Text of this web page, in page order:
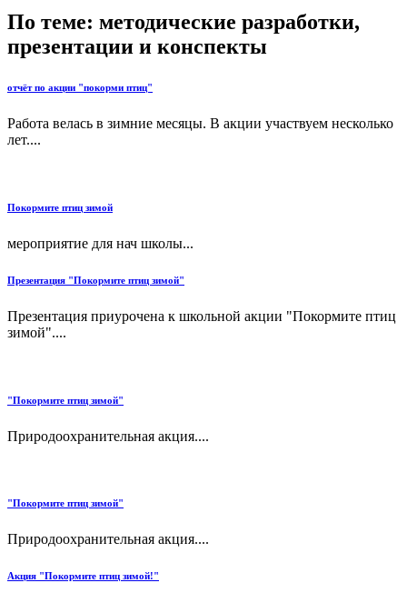
По теме: методические разработки,
презентации и конспекты
отчёт по акции "покорми птиц"
Работа велась в зимние месяцы. В акции участвуем несколько
лет....
Покормите птиц зимой
мероприятие для нач школы...
Презентация "Покормите птиц зимой"
Презентация приурочена к школьной акции "Покормите птиц
зимой"....
"Покормите птиц зимой"
Природоохранительная акция....
"Покормите птиц зимой"
Природоохранительная акция....
Акция "Покормите птиц зимой!"